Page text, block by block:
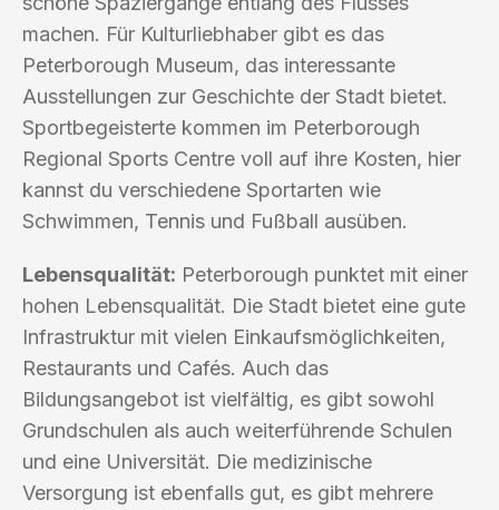
machen. Für Kulturliebhaber gibt es das
Peterborough Museum, das interessante
Ausstellungen zur Geschichte der Stadt bietet.
Sportbegeisterte kommen im Peterborough
Regional Sports Centre voll auf ihre Kosten, hier
kannst du verschiedene Sportarten wie
Schwimmen, Tennis und Fußball ausüben.
Lebensqualität: Peterborough punktet mit einer
hohen Lebensqualität. Die Stadt bietet eine gute
Infrastruktur mit vielen Einkaufsmöglichkeiten,
Restaurants und Cafés. Auch das
Bildungsangebot ist vielfältig, es gibt sowohl
Grundschulen als auch weiterführende Schulen
und eine Universität. Die medizinische
Versorgung ist ebenfalls gut, es gibt mehrere